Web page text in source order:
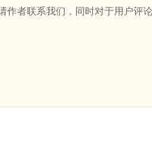
作者联系我们，同时对于用户评